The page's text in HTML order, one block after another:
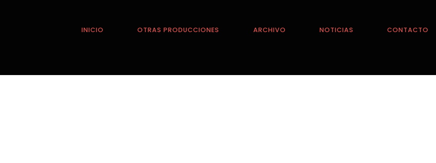
INICIO OTRAS PRODUCCIONES ARCHIVO NOTICIAS CONTACTO